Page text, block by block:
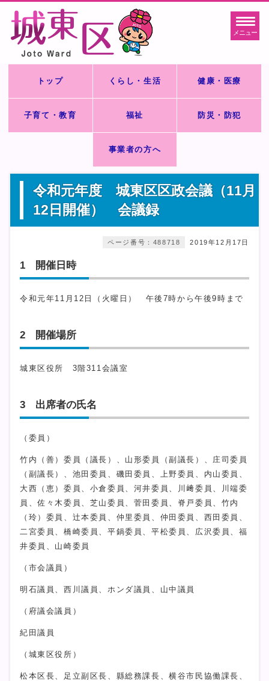
メニュー
トップ くらし・生活 健康・医療
子育て・教育 福祉 防災・防犯
事業者の方へ
令和元年度 城東区区政会議（11月
12日開催） 会議録
2019年12月17日
ページ番号：488718
1 開催日時
令和元年11月12日（火曜日） 午後7時から午後9時まで
2 開催場所
城東区役所 3階311会議室
3 出席者の氏名
（委員）
竹内（善）委員（議長）、山形委員（副議長）、庄司委員
（副議長）、池田委員、磯田委員、上野委員、内山委員、
大西（恵）委員、小倉委員、河井委員、川﨑委員、川端委
員、佐々木委員、芝山委員、菅田委員、脊戸委員、竹内
（玲）委員、辻本委員、仲里委員、仲田委員、西田委員、
二宮委員、橋崎委員、平鍋委員、平松委員、広沢委員、福
井委員、山崎委員
（市会議員）
明石議員、西川議員、ホンダ議員、山中議員
（府議会議員）
紀田議員
（城東区役所）
松本区長、足立副区長、縣総務課長、横谷市民協働課長、